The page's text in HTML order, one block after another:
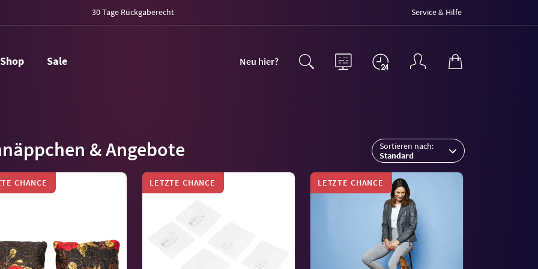
30 Tage Rückgaberecht Service & Hilfe
Shop Sale Neu hier?
& Angebote
Sortieren nach:
Standard
CHANCE LETZTE CHANCE LETZTE CHANCE